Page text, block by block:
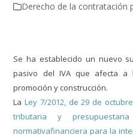
Derecho de la contratación
Se ha establecido un nuevo
pasivo del IVA que afecta
promoción y construcción.
LaLey 7/2012, de 29 de
tributaria y
normativafinanciera para la